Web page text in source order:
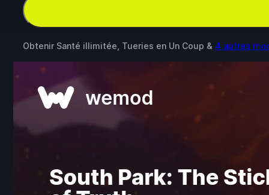
Obtenir Santé illimitée, Tueries en Un Coup & 4 autres